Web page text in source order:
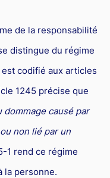
de la responsabilité
distingue du régime
est codifié aux articles
1245 précise que
causé par
non lié par un
1 rend ce régime
la personne.